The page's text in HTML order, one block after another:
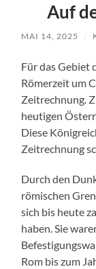
Auf
MAI 14, 2025 /
Für das Gebiet
Römerzeit um
Zeitrechnung.
heutigen
Diese
Zeitrechnung
Durch den
römischen
sich bis heute
haben. Sie
Rom bis zum